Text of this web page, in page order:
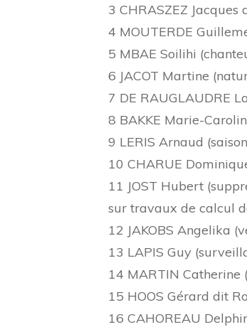
3 CHRASZEZ
4 MOUTERDE
5 MBAE Soilihi
6 JACOT Martine
7 DE RAUGLAUDRE
8 BAKKE Marie-
9 LERIS Arnaud
10 CHARUE
11 JOST Hubert
sur travaux de calcul
12 JAKOBS Angelika
13 LAPIS Guy
14 MARTIN Catherine
15 HOOS Gérard dit
16 CAHOREAU